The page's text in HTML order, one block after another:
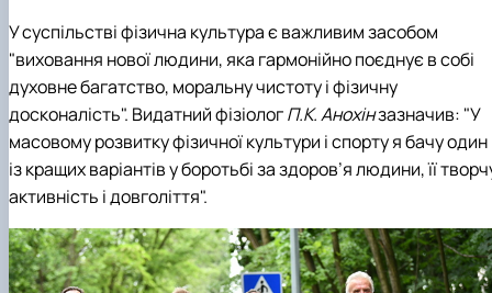
У суспільстві фізична культура є важливим засобом
"виховання нової людини, яка гармонійно поєднує в собі
духовне багатство, моральну чистоту і фізичну
досконалість". Видатний фізіологП.К. Анохінзазначив: "У
масовому розвитку фізичної культури і спорту я бачу один
із кращих варіантів у боротьбі за здоров’я людини, її
активність і довголіття".